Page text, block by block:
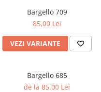
Bargello 709
85,00 Lei
VEZI VARIANTE
Bargello 685
de la 85,00 Lei